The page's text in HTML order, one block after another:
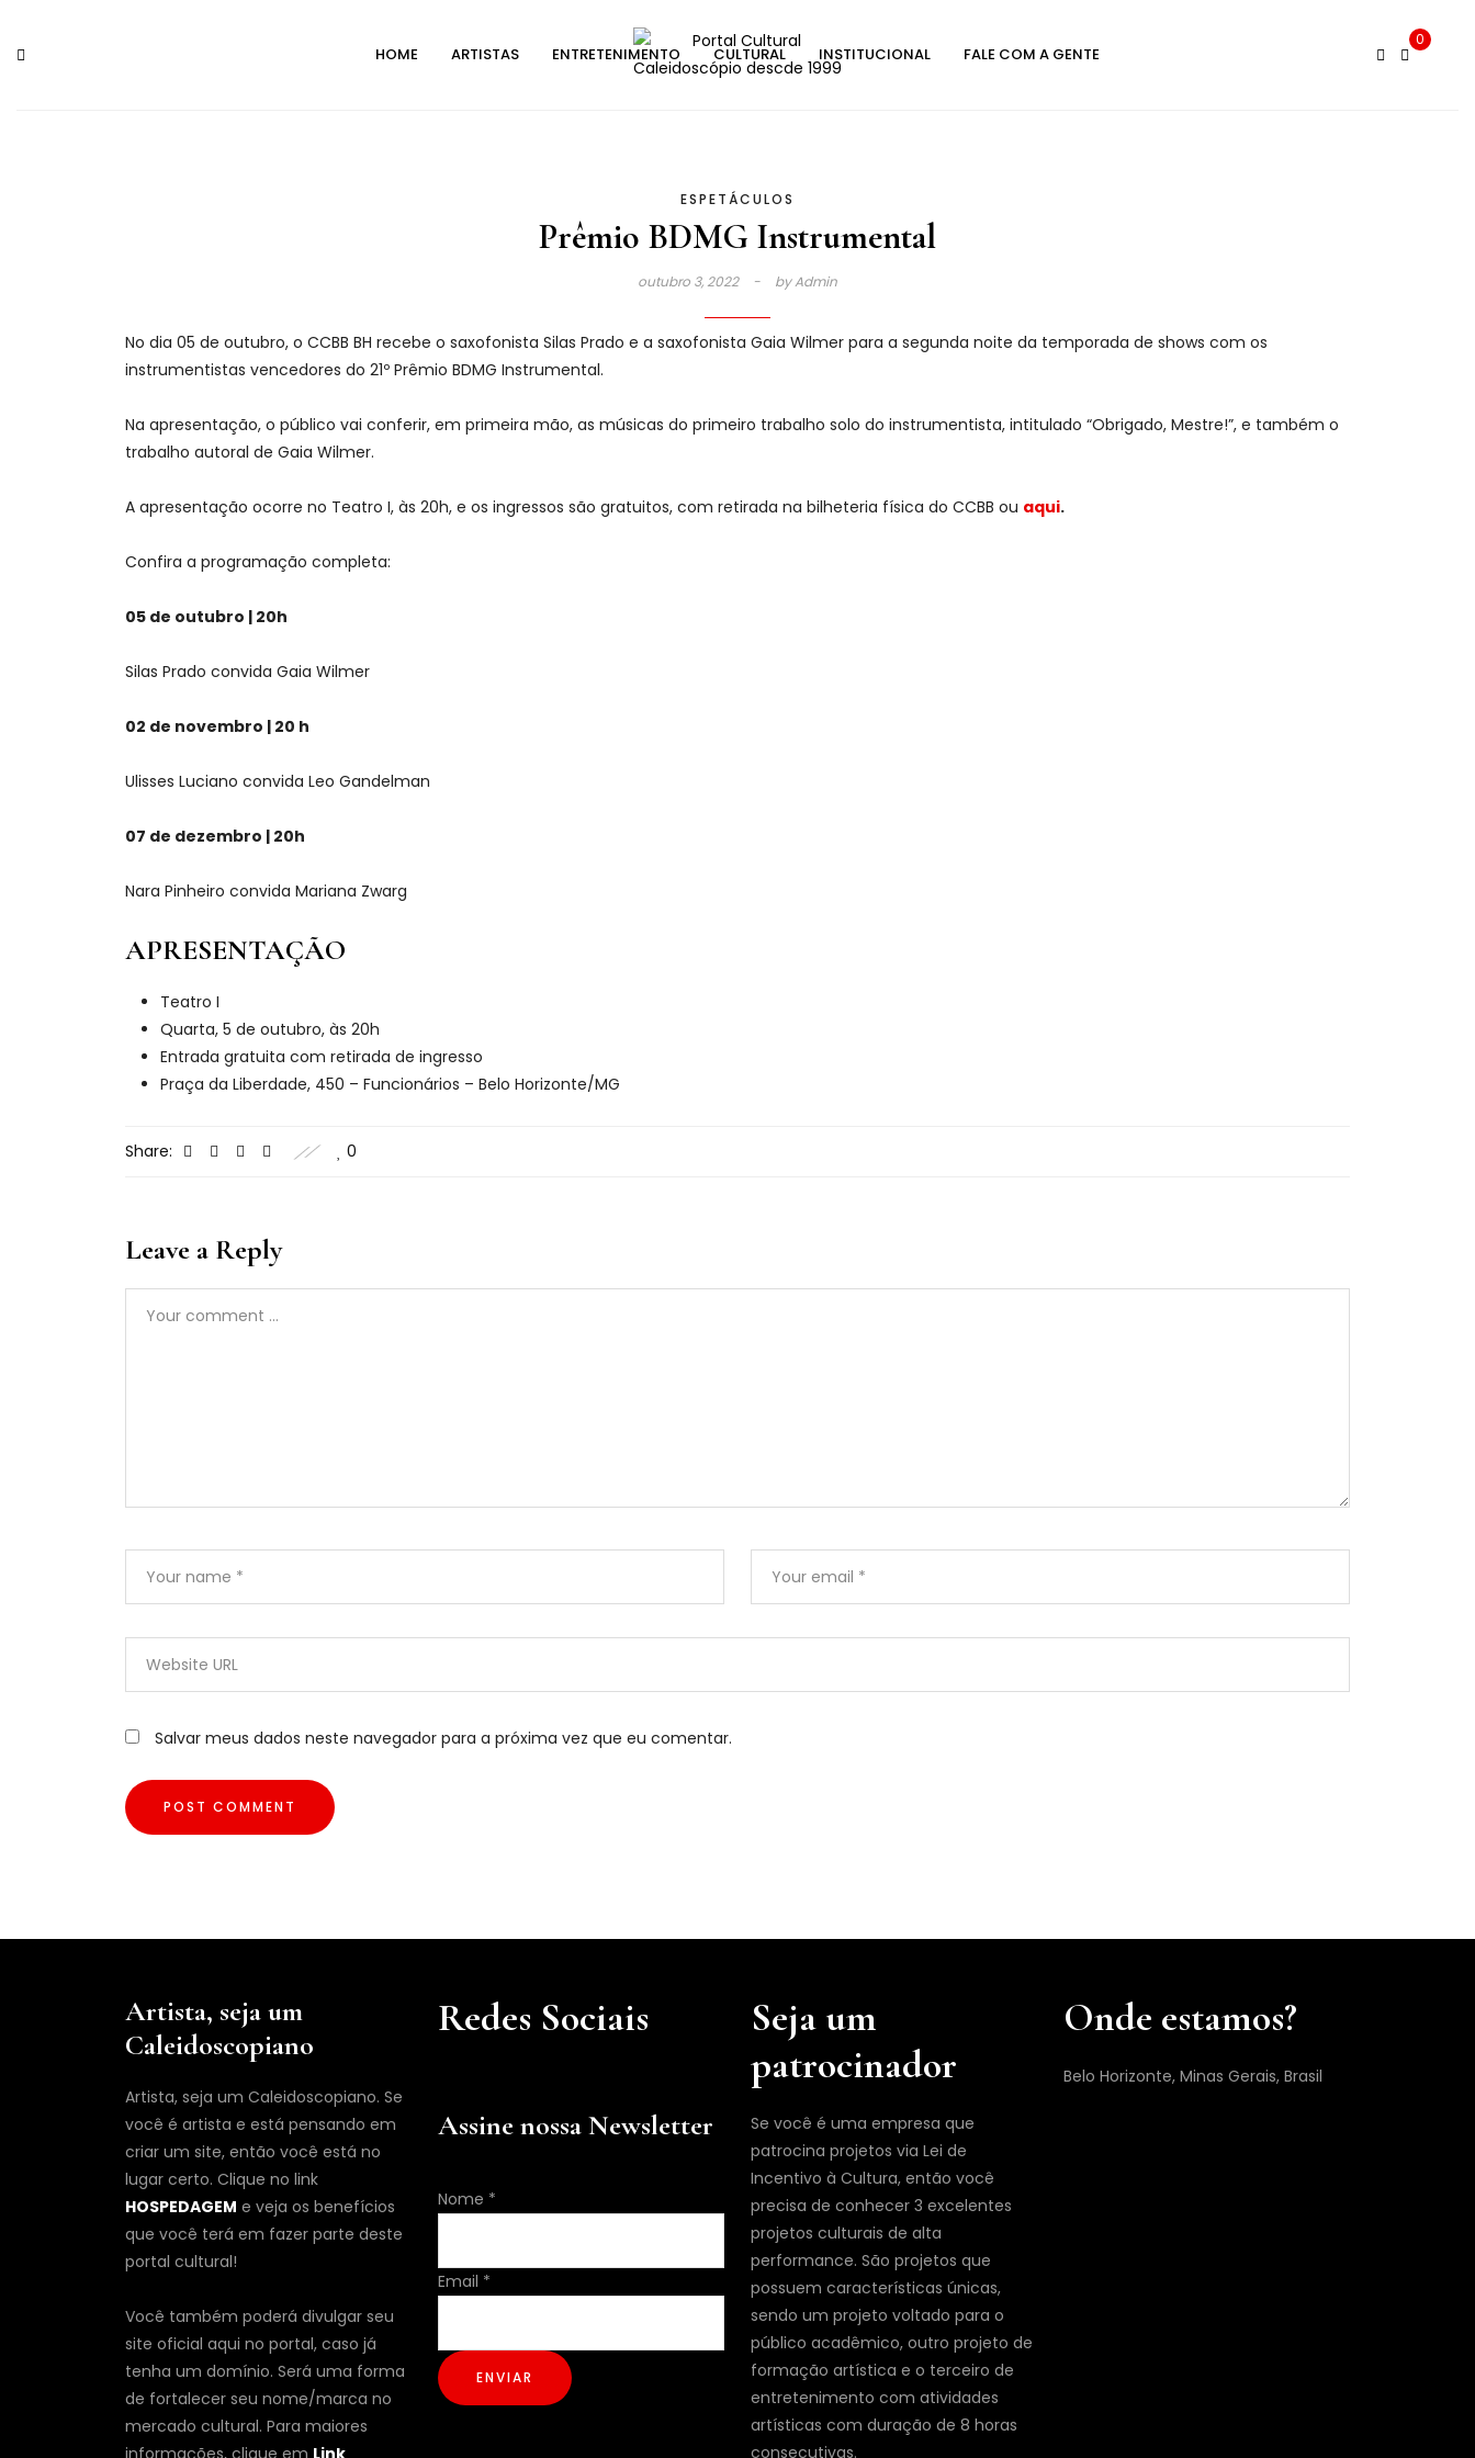
content
HOME ARTISTAS ENTRETENIMENTO CULTURAL INSTITUCIONAL FALE COM A GENTE
0
ESPETÁCULOS
Prêmio BDMG Instrumental
outubro 3, 2022 byAdmin
No dia 05 de outubro, o CCBB BH recebe o saxofonista Silas Prado e a saxofonista Gaia Wilmer para a segunda noite da temporada de shows com os
instrumentistas vencedores do 21º Prêmio BDMG Instrumental.
Na apresentação, o público vai conferir, em primeira mão, as músicas do primeiro trabalho solo do instrumentista, intitulado “Obrigado, Mestre!”, e também o
trabalho autoral de Gaia Wilmer.
A apresentação ocorre no Teatro I, às 20h, e os ingressos são gratuitos, com retirada na bilheteria física do CCBB ou aqui.
Confira a programação completa:
05 de outubro | 20h
Silas Prado convida Gaia Wilmer
02 de novembro | 20 h
Ulisses Luciano convida Leo Gandelman
07 de dezembro | 20h
Nara Pinheiro convida Mariana Zwarg
APRESENTAÇÃO
Teatro I
Quarta, 5 de outubro, às 20h
Entrada gratuita com retirada de ingresso
Praça da Liberdade, 450 – Funcionários – Belo Horizonte/MG
Share: 0
Leave a Reply
Salvar meus dados neste navegador para a próxima vez que eu comentar.
Artista, seja um
Caleidoscopiano
Artista, seja um Caleidoscopiano. Se
você é artista e está pensando em
criar um site, então você está no
lugar certo. Clique no link
HOSPEDAGEM e veja os benefícios
que você terá em fazer parte deste
portal cultural!
Você também poderá divulgar seu
site oficial aqui no portal, caso já
tenha um domínio. Será uma forma
de fortalecer seu nome/marca no
mercado cultural. Para maiores
informações, clique em Link
Redes Sociais
Assine nossa Newsletter
Email
Nome *
Email *
ENVIAR
Seja um
patrocinador
Se você é uma empresa que
patrocina projetos via Lei de
Incentivo à Cultura, então você
precisa de conhecer 3 excelentes
projetos culturais de alta
performance. São projetos que
possuem características únicas,
sendo um projeto voltado para o
público acadêmico, outro projeto de
formação artística e o terceiro de
entretenimento com atividades
artísticas com duração de 8 horas
consecutivas.
Onde estamos?
Belo Horizonte, Minas Gerais, Brasil